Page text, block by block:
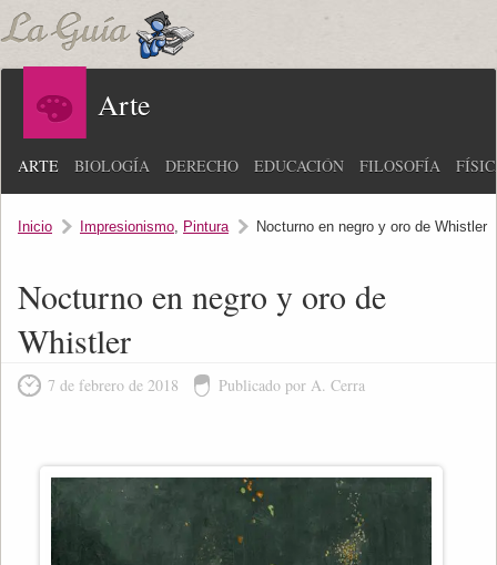
Arte
ARTE BIOLOGÍA DERECHO EDUCACIÓN FILOSOFÍA
Inicio Impresionismo, Pintura Nocturno en negro y oro de Whistler
Nocturno en negro y oro de
Whistler
7 de febrero de 2018 Publicado por A. Cerra